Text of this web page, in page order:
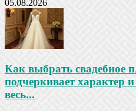
05.08.2026
Как выбрать свадебное
подчеркивает характер
весь...